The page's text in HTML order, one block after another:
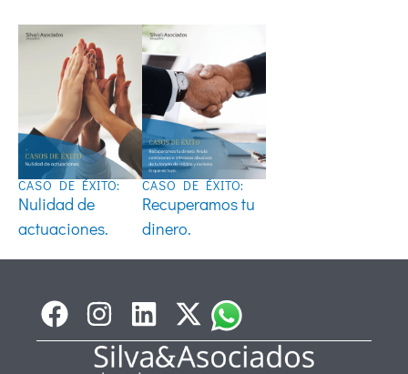
CASO DE ÉXITO:
Nulidad de
actuaciones.
CASO DE ÉXITO:
Recuperamos tu
dinero.